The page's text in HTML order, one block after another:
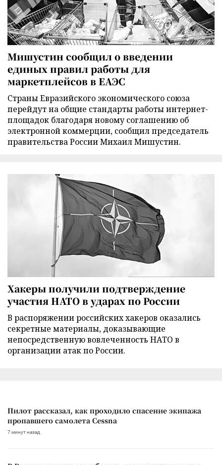
Мишустин сообщил о введении
единых правил работы для
маркетплейсов в ЕАЭС
Страны Евразийского экономического союза
перейдут на общие стандарты работы интернет-
площадок благодаря новому соглашению об
электронной коммерции, сообщил председатель
правительства России Михаил Мишустин.
Хакеры получили подтверждение
участия НАТО в ударах по России
В распоряжении российских хакеров оказались
секретные материалы, доказывающие
непосредственную вовлеченность НАТО в
организации атак по России.
Пилот рассказал, как проходило спасение экипажа
пропавшего самолета Cessna
7 минут назад